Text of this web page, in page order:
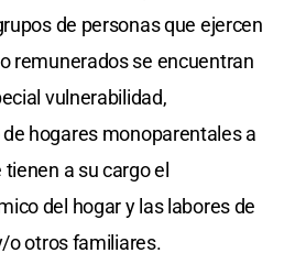
de personas que ejercen
remunerados se encuentran
vulnerabilidad,
hogares monoparentales a
a su cargo el
del hogar y las labores de
o otros familiares.